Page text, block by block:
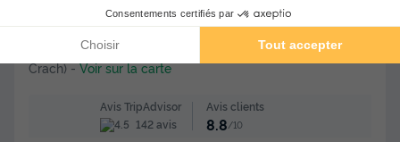
Camping de Rhuys - Camping Paradis★★★
]0, 1[ (23,5 m de Crach) | [1, Inf[ (23,5 km de
Crach)-Voir sur la carte
Avis TripAdvisor
142 avis
Avis clients
8.8/10